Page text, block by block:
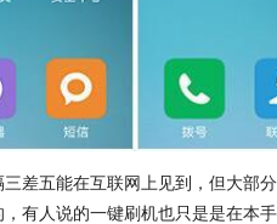
差五能在互联网上见到，但大部
有人说的一键刷机也只是是在本